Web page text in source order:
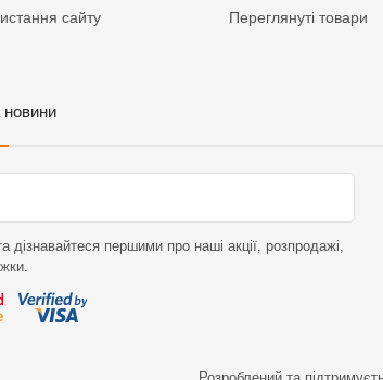
сайту Переглянуті товари
новини
дізнавайтеся першими про наші акції, розпродажі,